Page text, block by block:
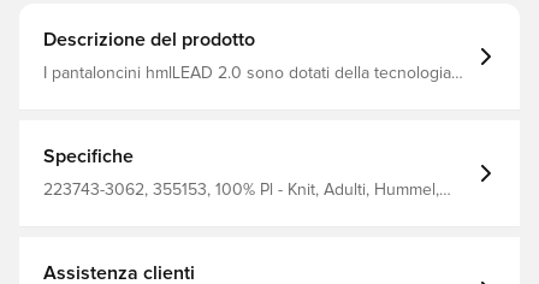
Descrizione del prodotto
I pantaloncini hmlLEAD 2.0 sono dotati della tecnologia
pantaloncini sono adatti per qualsiasi tipo di sport.
Specifiche
223743-3062, 355153, 100% Pl - Knit, Adulti, Hummel,
Assistenza clienti